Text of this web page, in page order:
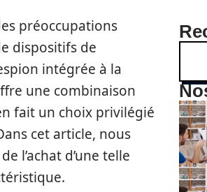
préoccupations
dispositifs de
intégrée à la
une combinaison
fait un choix privilégié
cet article, nous
l’achat d’une telle